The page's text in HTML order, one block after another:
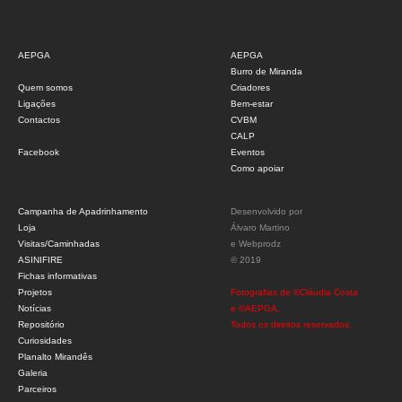
AEPGA
Quem somos
Ligações
Contactos
Facebook
AEPGA
Burro de Miranda
Criadores
Bem-estar
CVBM
CALP
Eventos
Como apoiar
Campanha de Apadrinhamento
Loja
Visitas/Caminhadas
ASINIFIRE
Fichas informativas
Projetos
Notícias
Repositório
Curiosidades
Planalto Mirandês
Galeria
Parceiros
Desenvolvido por
Álvaro Martino
e Webprodz
© 2019
Fotografias de ©Cláudia Costa
e ©AEPGA.
Todos os direitos reservados.